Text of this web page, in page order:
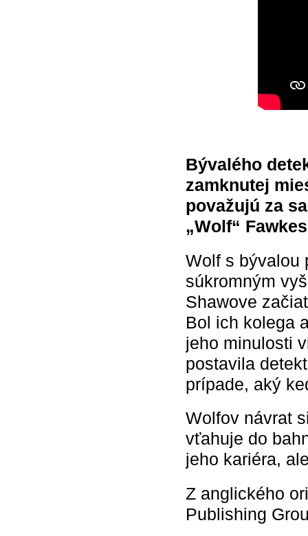
Bývalého
zamknutej
považujú za
„Wolf“
Wolf s bývalou
súkromným
Shawove
Bol ich kolega
jeho minulosti
postavila
prípade, aký
Wolfov návrat
vťahuje do
jeho kariéra,
Z anglického
Publishing